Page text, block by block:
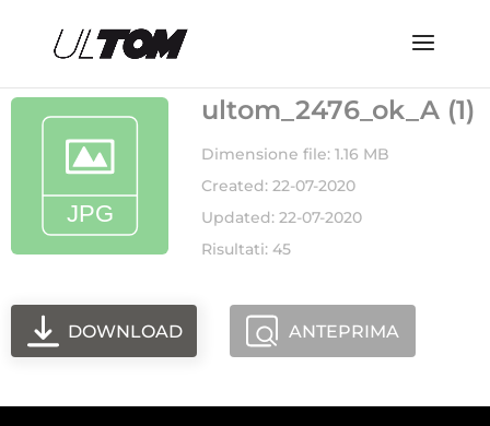
ultom_2476_ok_A (1)
Dimensione file: 1.16 MB
Created: 22-07-2020
Updated: 22-07-2020
Risultati: 45
DOWNLOAD ANTEPRIMA